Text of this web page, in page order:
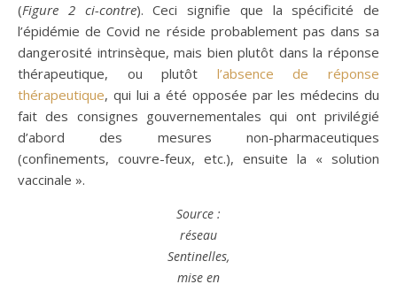
(Figure 2 ci-contre). Ceci signifie que la spécificité de
l’épidémie de Covid ne réside probablement pas dans sa
dangerosité intrinsèque, mais bien plutôt dans la réponse
thérapeutique, ou plutôt l’absence de réponse
thérapeutique, qui lui a été opposée par les médecins du
fait des consignes gouvernementales qui ont privilégié
d’abord des mesures non-pharmaceutiques
(confinements, couvre-feux, etc.), ensuite la « solution
vaccinale ».
Source :
réseau
Sentinelles,
mise en